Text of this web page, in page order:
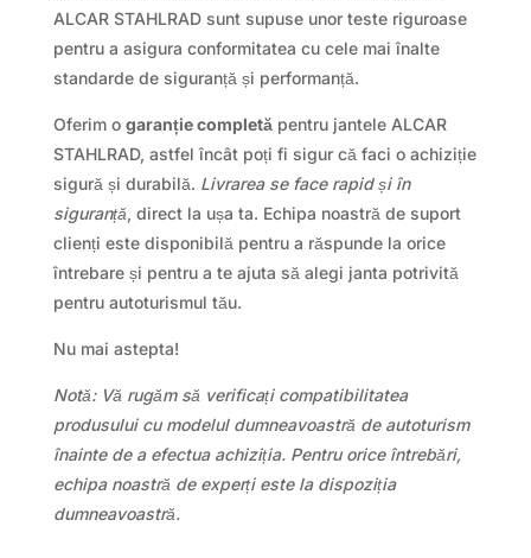
ALCAR STAHLRAD sunt supuse unor teste riguroase
pentru a asigura conformitatea cu cele mai înalte
standarde de siguranță și performanță.
Oferim o garanție completăpentru jantele ALCAR
STAHLRAD, astfel încât poți fi sigur că faci o achiziție
sigură și durabilă. Livrarea se face rapid și în
siguranță, direct la ușa ta. Echipa noastră de suport
clienți este disponibilă pentru a răspunde la orice
întrebare și pentru a te ajuta să alegi janta potrivită
pentru autoturismul tău.
Nu mai astepta!
Notă: Vă rugăm să verificați compatibilitatea
produsului cu modelul dumneavoastră de autoturism
înainte de a efectua achiziția. Pentru orice întrebări,
echipa noastră de experți este la dispoziția
dumneavoastră.